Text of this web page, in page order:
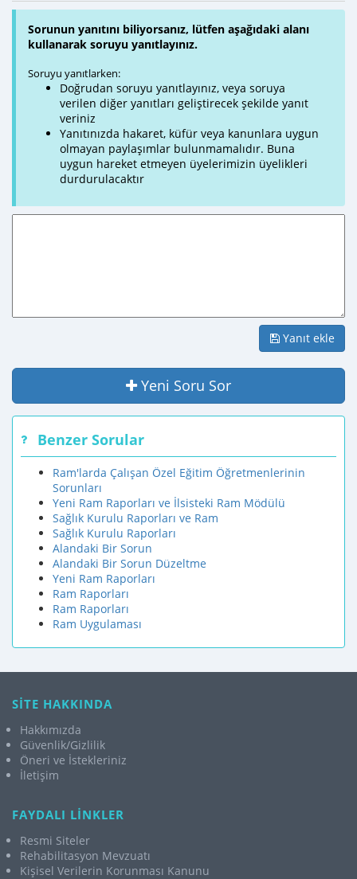
Sorunun yanıtını biliyorsanız, lütfen aşağıdaki alanı
kullanarak soruyu yanıtlayınız.
Soruyu yanıtlarken:
Doğrudan soruyu yanıtlayınız, veya soruya
verilen diğer yanıtları geliştirecek şekilde yanıt
veriniz
Yanıtınızda hakaret, küfür veya kanunlara uygun
olmayan paylaşımlar bulunmamalıdır. Buna
uygun hareket etmeyen üyelerimizin üyelikleri
durdurulacaktır
Yanıt ekle
Yeni Soru Sor
Benzer Sorular
Ram'larda Çalışan Özel Eğitim Öğretmenlerinin
Sorunları
Yeni Ram Raporları ve İlsisteki Ram Mödülü
Sağlık Kurulu Raporları ve Ram
Sağlık Kurulu Raporları
Alandaki Bir Sorun
Alandaki Bir Sorun Düzeltme
Yeni Ram Raporları
Ram Raporları
Ram Raporları
Ram Uygulaması
SİTE HAKKINDA
Hakkımızda
Güvenlik/Gizlilik
Öneri ve İstekleriniz
İletişim
FAYDALI LİNKLER
Resmi Siteler
Rehabilitasyon Mevzuatı
Kişisel Verilerin Korunması Kanunu